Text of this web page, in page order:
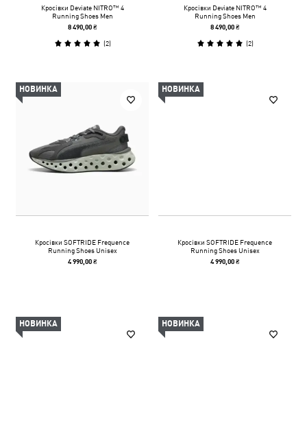
Кросівки Deviate NITRO™ 4
Running Shoes Men
8 490,00 ₴
(2)
Кросівки Deviate NITRO™ 4
Running Shoes Men
8 490,00 ₴
(2)
НОВИНКА
Кросівки SOFTRIDE Frequence
Running Shoes Unisex
4 990,00 ₴
НОВИНКА
Кросівки SOFTRIDE Frequence
Running Shoes Unisex
4 990,00 ₴
НОВИНКА НОВИНКА